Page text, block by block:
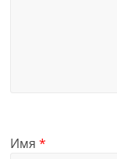
Имя*